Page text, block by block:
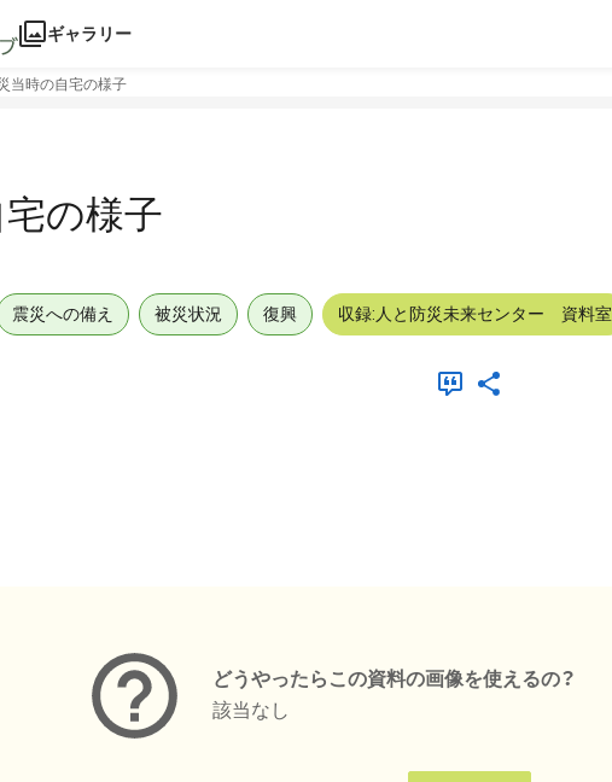
ギャラリー
当時の自宅の様子
の様子
震災への備え 被災状況 復興 収録:人と防災未来センター 資料室
どうやったらこの資料の画像を使えるの？
該当なし